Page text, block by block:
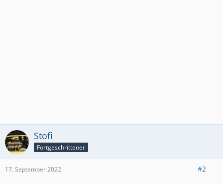
Stofi
Fortgeschrittener
17. September 2022 #2